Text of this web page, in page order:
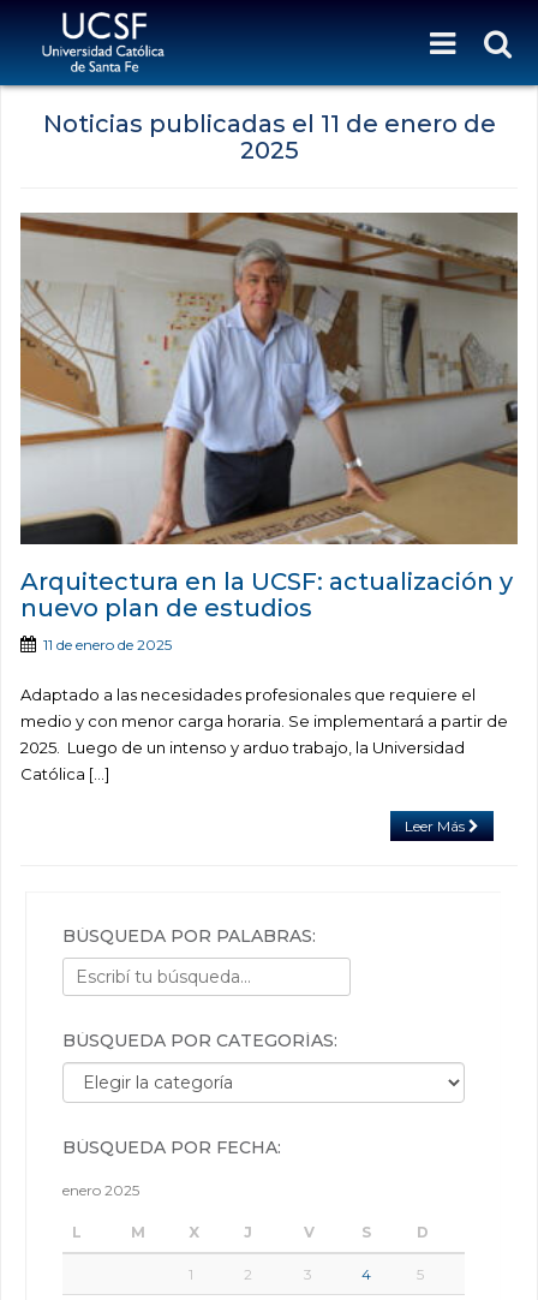
Noticias publicadas el 11 de enero de
2025
Arquitectura en la UCSF: actualización y
nuevo plan de estudios
11 de enero de 2025
Adaptado a las necesidades profesionales que requiere el
medio y con menor carga horaria. Se implementará a partir de
2025. Luego de un intenso y arduo trabajo, la Universidad
Católica […]
Leer Más
BÚSQUEDA POR PALABRAS:
BÚSQUEDA POR CATEGORÍAS:
Búsqueda por categorías:
BÚSQUEDA POR FECHA:
enero 2025
L M X J V S D
1 2 3 4 5